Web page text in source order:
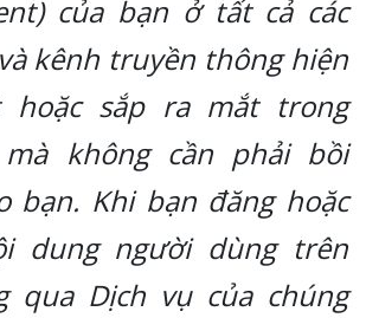
của bạn ở tất cả các
kênh truyền thông hiện
hoặc sắp ra mắt trong
không cần phải bồi
bạn. Khi bạn đăng hoặc
dung người dùng trên
qua Dịch vụ của chúng